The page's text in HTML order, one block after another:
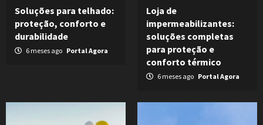
Soluções para telhado:
proteção, conforto e
durabilidade
6 meses ago Portal Agora
Loja de
impermeabilizantes:
soluções completas
para proteção e
conforto térmico
6 meses ago Portal Agora